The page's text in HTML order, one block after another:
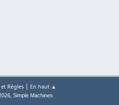
Règles| En haut ▲
, Simple Machines